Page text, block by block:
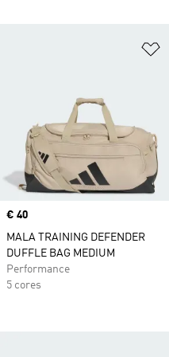
Price
€ 40
MALA TRAINING DEFENDER
DUFFLE BAG MEDIUM
Performance
5 cores